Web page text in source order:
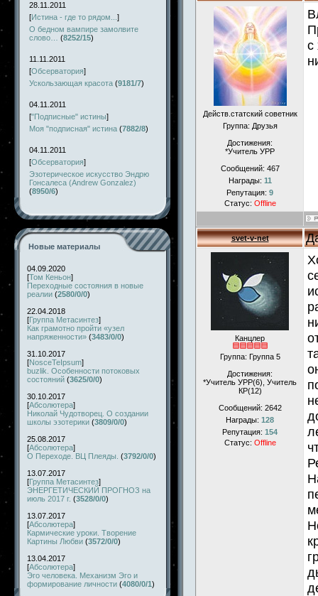
28.11.2011
[Истина - где то рядом... ]
О бедном вампире замолвите
слово…
(8252/15)
11.11.2011
[Обсерватория]
Ускользающая красота (9181/7)
04.11.2011
["Подписные" истины]
Моя "подписная" истина (7882/8)
04.11.2011
[Обсерватория]
Эзотерическое искусство Эндрю
Гонсалеса (Andrew Gonzalez)
(8950/6)
Новые материалы
04.09.2020
[Том Кеньон]
Переходные состояния в новые
реалии (2580/0/0)
22.04.2018
[Группа Метасинтез]
Как грамотно пройти «узел
напряженности» (3483/0/0)
31.10.2017
[NosceTeIpsum]
buzlik. Особенности потоковых
состояний (3625/0/0)
30.10.2017
[Абсолютера]
Николай Чудотворец. О создании
школы эзотерики (3809/0/0)
25.08.2017
[Абсолютера]
О Переходе. ВЦ Плеяды. (3792/0/0)
13.07.2017
[Группа Метасинтез]
ЭНЕРГЕТИЧЕСКИЙ ПРОГНОЗ на
июль 2017 г. (3528/0/0)
13.07.2017
[Абсолютера]
Кармические уроки. Творение
Картины Любви (3572/0/0)
13.04.2017
[Абсолютера]
Эго человека. Механизм Эго и
формирование личности (4080/0/1)
Действ.статский советник
Группа: Друзья
Достижения:
*Учитель УРР
Сообщений: 467
Награды: 11
Репутация: 9
Статус: Offline
с
svet-v-net
Канцлер
Группа: Группа 5
Достижения:
*Учитель УРР(6), Учитель
КР(12)
Сообщений: 2642
Награды: 128
Репутация: 154
Статус: Offline